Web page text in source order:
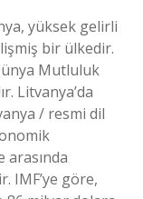
yüksek gelirli
bir ülkedir.
Mutluluk
Litvanya’da
/ resmi dil
arasında
IMF’ye göre,